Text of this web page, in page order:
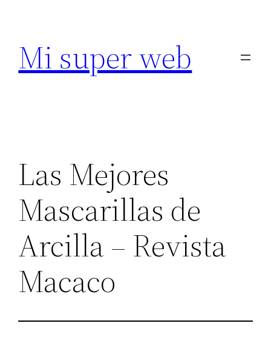
contenido
Mi super web
Las Mejores
Mascarillas de
Arcilla – Revista
Macaco